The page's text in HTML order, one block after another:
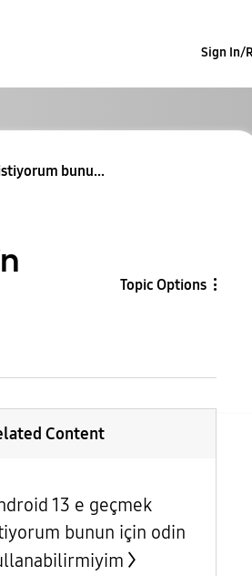
Sign In/
bunu...
Topic Options
Content
13 e geçmek
bunun için odin